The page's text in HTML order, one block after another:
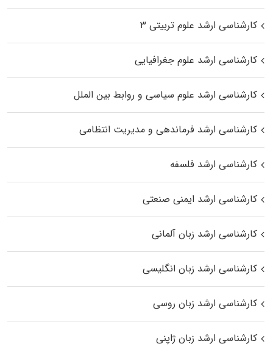
کارشناسی ارشد علوم تربیتی ۳
کارشناسی ارشد علوم جغرافیایی
کارشناسی ارشد علوم سیاسی و روابط بین الملل
کارشناسی ارشد فرماندهی و مدیریت انتظامی
کارشناسی ارشد فلسفه
کارشناسی ارشد ایمنی صنعتی
کارشناسی ارشد زبان آلمانی
کارشناسی ارشد زبان انگلیسی
کارشناسی ارشد زبان روسی
کارشناسی ارشد زبان ژاپنی